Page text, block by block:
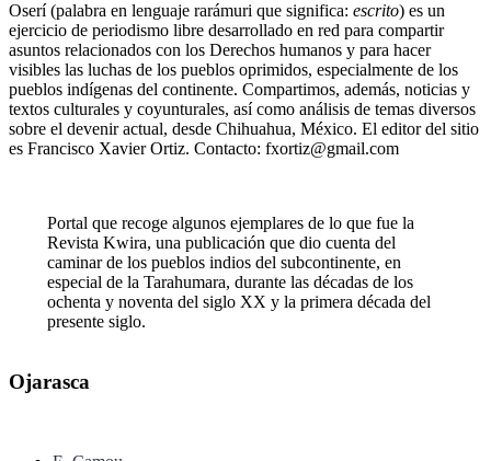
Oserí (palabra en lenguaje rarámuri que significa: escrito) es un
ejercicio de periodismo libre desarrollado en red para compartir
asuntos relacionados con los Derechos humanos y para hacer
visibles las luchas de los pueblos oprimidos, especialmente de los
pueblos indígenas del continente. Compartimos, además, noticias y
textos culturales y coyunturales, así como análisis de temas diversos
sobre el devenir actual, desde Chihuahua, México. El editor del sitio
es Francisco Xavier Ortiz. Contacto: fxortiz@gmail.com
Portal que recoge algunos ejemplares de lo que fue la
Revista Kwira, una publicación que dio cuenta del
caminar de los pueblos indios del subcontinente, en
especial de la Tarahumara, durante las décadas de los
ochenta y noventa del siglo XX y la primera década del
presente siglo.
Ojarasca